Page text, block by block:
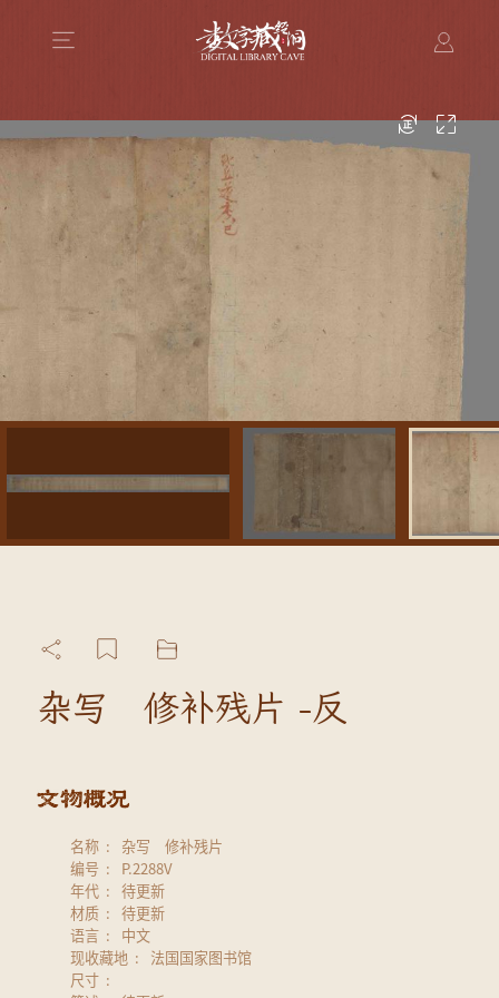
杂写 修补残片 -反
名称
杂写 修补残片
编号
P.2288V
年代
待更新
材质
待更新
语言
中文
现收藏地
法国国家图书馆
尺寸